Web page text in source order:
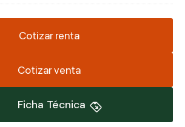
Cotizar renta
Cotizar venta
Ficha Técnica